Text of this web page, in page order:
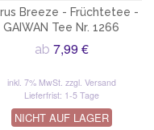
Breeze - Früchtetee -
GAIWAN Tee Nr. 1266
ab 7,99 €
inkl. 7% MwSt. zzgl. Versand
Lieferfrist: 1-5 Tage
NICHT AUF LAGER